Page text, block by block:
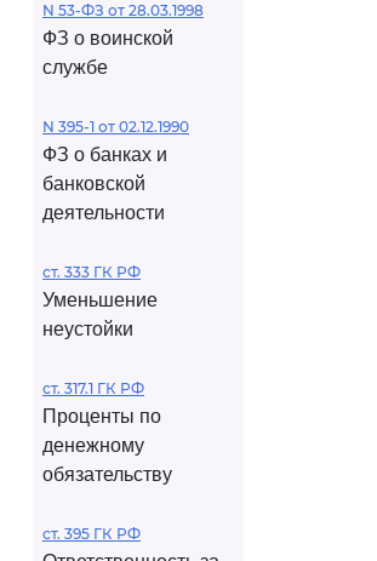
N 53-ФЗ от 28.03.1998
ФЗ о воинской
службе
N 395-1 от 02.12.1990
ФЗ о банках и
банковской
деятельности
ст. 333 ГК РФ
Уменьшение
неустойки
ст. 317.1 ГК РФ
Проценты по
денежному
обязательству
ст. 395 ГК РФ